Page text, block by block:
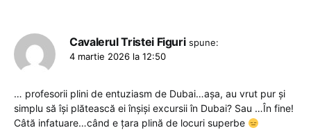
Cavalerul Tristei Figuri spune:
4 martie 2026 la 12:50
… profesorii plini de entuziasm de Dubai…așa, au vrut pur și
simplu să își plătească ei înșiși excursii în Dubai? Sau …În fine!
Câtă infatuare…când e țara plină de locuri superbe